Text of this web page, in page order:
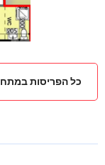
כל הפריסות